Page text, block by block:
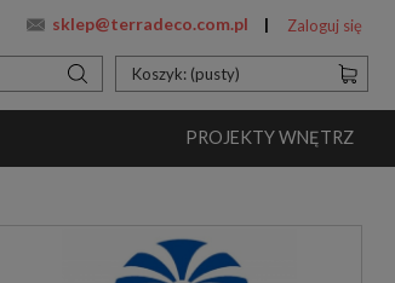
sklep@terradeco.com.pl Zaloguj się
Koszyk: (pusty)
PROJEKTY WNĘTRZ